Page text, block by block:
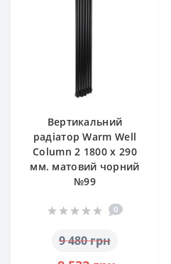
Вертикальний
радіатор Warm Well
Column 2 1800 x 290
мм. матовий чорний
№99
0
9 480 грн